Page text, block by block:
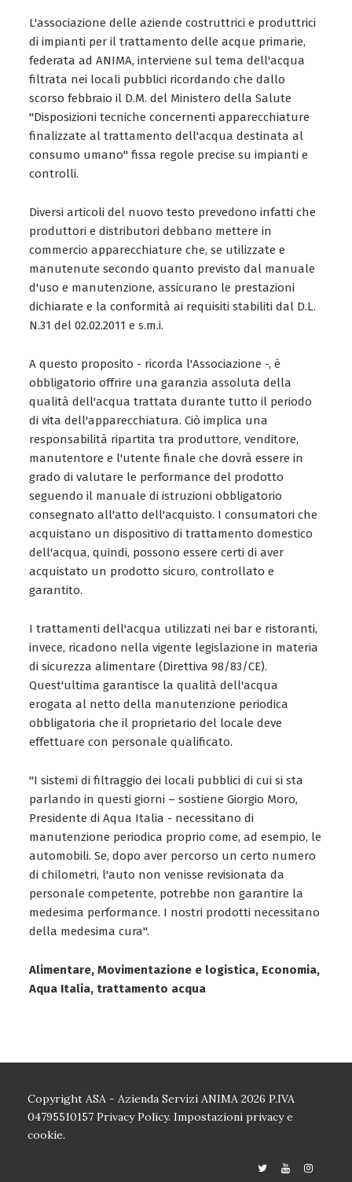
L'associazione delle aziende costruttrici e produttrici
di impianti per il trattamento delle acque primarie,
federata ad ANIMA, interviene sul tema dell'acqua
filtrata nei locali pubblici ricordando che dallo
scorso febbraio il D.M. del Ministero della Salute
"Disposizioni tecniche concernenti apparecchiature
finalizzate al trattamento dell'acqua destinata al
consumo umano" fissa regole precise su impianti e
controlli.
Diversi articoli del nuovo testo prevedono infatti che
produttori e distributori debbano mettere in
commercio apparecchiature che, se utilizzate e
manutenute secondo quanto previsto dal manuale
d'uso e manutenzione, assicurano le prestazioni
dichiarate e la conformità ai requisiti stabiliti dal D.L.
N.31 del 02.02.2011 e s.m.i.
A questo proposito - ricorda l'Associazione -, è
obbligatorio offrire una garanzia assoluta della
qualità dell'acqua trattata durante tutto il periodo
di vita dell'apparecchiatura. Ciò implica una
responsabilità ripartita tra produttore, venditore,
manutentore e l'utente finale che dovrà essere in
grado di valutare le performance del prodotto
seguendo il manuale di istruzioni obbligatorio
consegnato all'atto dell'acquisto. I consumatori che
acquistano un dispositivo di trattamento domestico
dell'acqua, quindi, possono essere certi di aver
acquistato un prodotto sicuro, controllato e
garantito.
I trattamenti dell'acqua utilizzati nei bar e ristoranti,
invece, ricadono nella vigente legislazione in materia
di sicurezza alimentare (Direttiva 98/83/CE).
Quest'ultima garantisce la qualità dell'acqua
erogata al netto della manutenzione periodica
obbligatoria che il proprietario del locale deve
effettuare con personale qualificato.
"I sistemi di filtraggio dei locali pubblici di cui si sta
parlando in questi giorni – sostiene Giorgio Moro,
Presidente di Aqua Italia - necessitano di
manutenzione periodica proprio come, ad esempio, le
automobili. Se, dopo aver percorso un certo numero
di chilometri, l'auto non venisse revisionata da
personale competente, potrebbe non garantire la
medesima performance. I nostri prodotti necessitano
della medesima cura".
Alimentare, Movimentazione e logistica, Economia,
Aqua Italia, trattamento acqua
Copyright ASA - Azienda Servizi ANIMA 2026 P.IVA
04795510157 Privacy Policy. Impostazioni privacy e
cookie.